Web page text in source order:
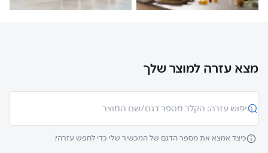
מצא עזרה למוצר שלך
כיצד אמצא את מספר הדגם של המכשיר שלי כדי לחפש עזרה?